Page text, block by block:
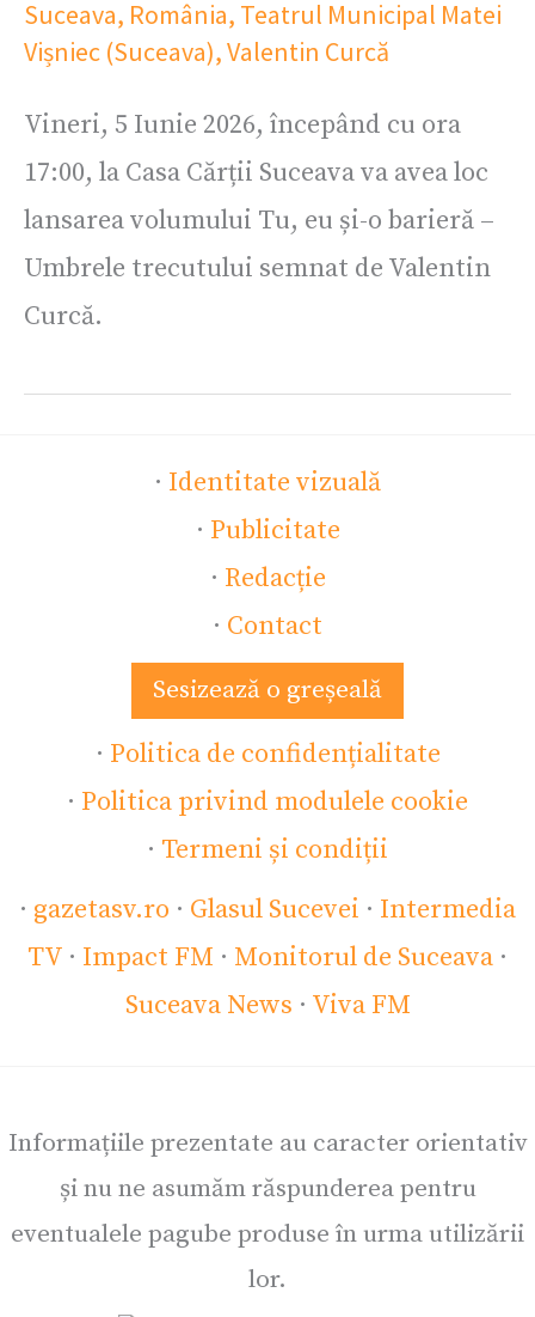
Suceava, România, Teatrul Municipal Matei
Vișniec (Suceava),Valentin Curcă
Vineri, 5 Iunie 2026, începând cu ora
17:00, la Casa Cărții Suceava va avea loc
lansarea volumului Tu, eu și-o barieră –
Umbrele trecutului semnat de Valentin
Curcă.
· Identitate vizuală
· Publicitate
· Redacție
· Contact
Sesizează o greșeală
· Politica de confidențialitate
· Politica privind modulele cookie
· Termeni și condiții
· gazetasv.ro · Glasul Sucevei · Intermedia
TV · Impact FM · Monitorul de Suceava ·
Suceava News · Viva FM
Informațiile prezentate au caracter orientativ
și nu ne asumăm răspunderea pentru
eventualele pagube produse în urma utilizării
lor.